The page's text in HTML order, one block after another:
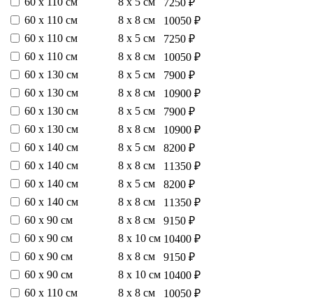
7250 ₽
60 х 110 см
8 х 8 см
10050 ₽
60 х 110 см
8 х 5 см
7250 ₽
60 х 110 см
8 х 8 см
10050 ₽
60 х 130 см
8 х 5 см
7900 ₽
60 х 130 см
8 х 8 см
10900 ₽
60 х 130 см
8 х 5 см
7900 ₽
60 х 130 см
8 х 8 см
10900 ₽
60 х 140 см
8 х 5 см
8200 ₽
60 х 140 см
8 х 8 см
11350 ₽
60 х 140 см
8 х 5 см
8200 ₽
60 х 140 см
8 х 8 см
11350 ₽
60 х 90 см
8 х 8 см
9150 ₽
60 х 90 см
8 х 10 см 10400 ₽
60 х 90 см
8 х 8 см
9150 ₽
60 х 90 см
8 х 10 см 10400 ₽
60 х 110 см
8 х 8 см
10050 ₽